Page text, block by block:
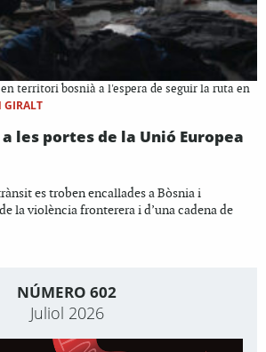
territori bosnià a l'espera de seguir la ruta en
GIRALT
les portes de la Unió Europea
es troben encallades a Bòsnia i
la violència fronterera i d’una cadena de
NÚMERO 602
Juliol 2026